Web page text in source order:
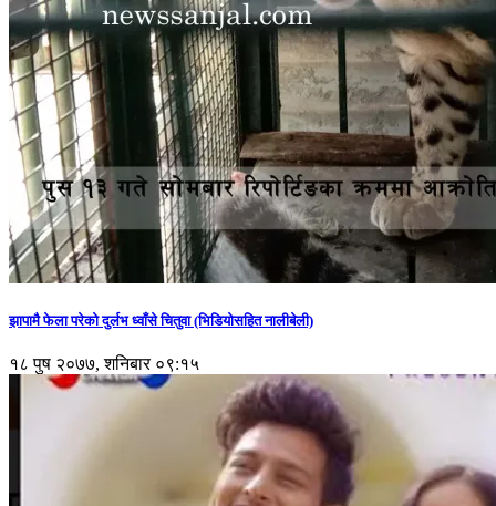
झापामै फेला परेको दुर्लभ ध्वाँसे चितुवा (भिडियोसहित नालीबेली)
१८ पुष २०७७, शनिबार ०९:१५